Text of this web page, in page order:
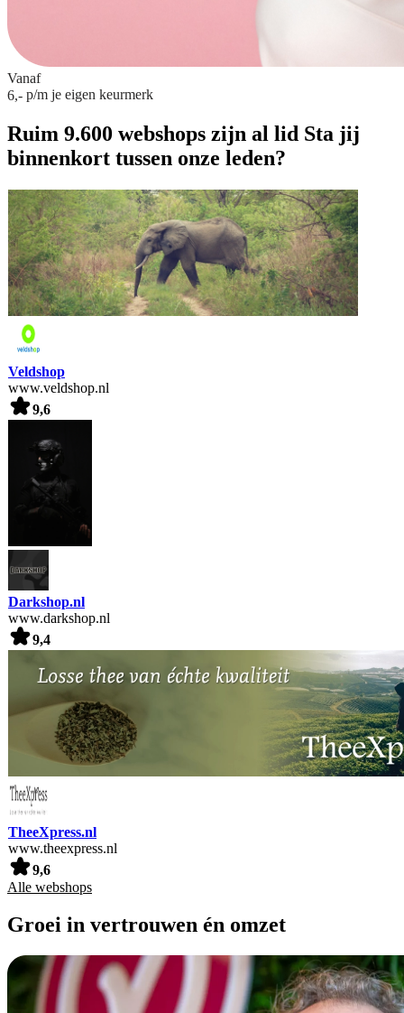
Vanaf
6,- p/m je eigen keurmerk
Ruim 9.600 webshops zijn al lid Sta jij
binnenkort tussen onze leden?
Veldshop
www.veldshop.nl
9,6
Darkshop.nl
www.darkshop.nl
9,4
TheeXpress.nl
www.theexpress.nl
9,6
Alle webshops
Groei in vertrouwen én omzet